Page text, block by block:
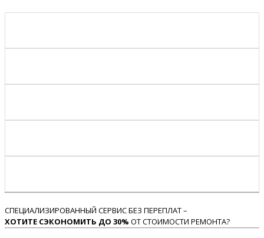
СПЕЦИАЛИЗИРОВАННЫЙ СЕРВИС БЕЗ ПЕРЕПЛАТ –
ХОТИТЕ СЭКОНОМИТЬ ДО 30% ОТ СТОИМОСТИ РЕМОНТА?